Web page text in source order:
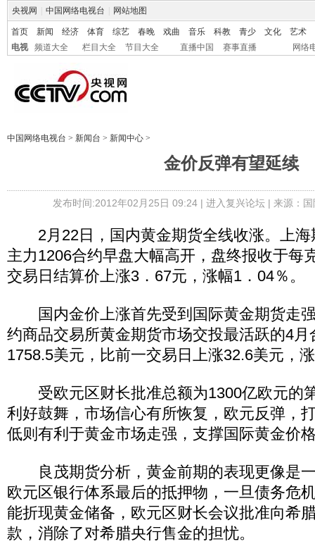
央视网 中国网络电视台 网站地图
首页 新闻 经济 体育 综艺 春晚 戏曲 音乐 科教 青少 文化
艺术
电视
频道大全 栏目大全 节目大全 直播中国 赛事直播 网络
中国网络电视台 > 新闻台 > 新闻中心 >
金价反弹有望延续
发布时间:2012年02月25日 09:24 | 进入复兴论坛| 来源：
2月22日，国内黄金期货全线收涨。上海
主力1206合约早盘大幅高开，盘终报收于每
交易日结算价上涨3．67元，涨幅1．04％。
国内金价上涨首先受到国际黄金期货走
约商品交易所黄金期货市场交投最活跃的4月
1758.5美元，比前一交易日上涨32.6美元，
受欧元区财长批准总额为1300亿欧元的
利好鼓舞，市场信心有所恢复，欧元反弹，
低则有利于黄金市场走强，支撑国际黄金价
良茂期货分析，黄金前期的表现更像是
欧元区银行体系最后的抵押物，一旦债务危
能折现黄金储备，欧元区财长会议批准向希
款，消除了对希腊央行售金的担忧。